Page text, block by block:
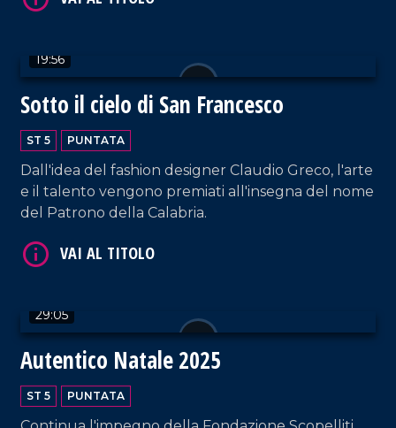
19:56
Sotto il cielo di San Francesco
ST 5 PUNTATA
Dall'idea del fashion designer Claudio Greco, l'arte
e il talento vengono premiati all'insegna del nome
del Patrono della Calabria.
29:05
Autentico Natale 2025
ST 5 PUNTATA
VAI AL TITOLO